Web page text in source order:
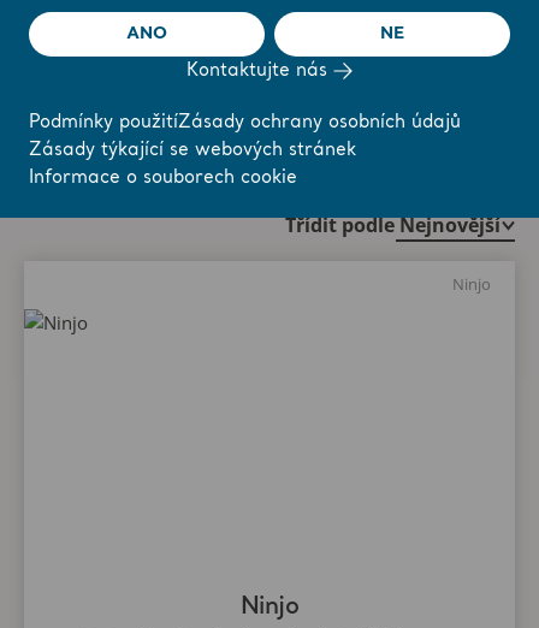
Výrobky
Třídit podle
Ninjo
Ninjo
ANO NE
Kontaktujte nás
Podmínky použitíZásady ochrany osobních údajů
Zásady týkající se webových stránek
Informace o souborech cookie